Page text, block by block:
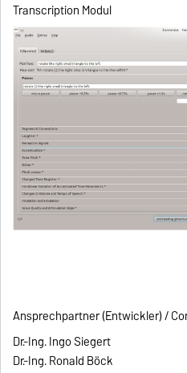
Transcription Modul
Ansprechpartner (Entwickler) /
Dr.-Ing. Ingo Siegert
Dr.-Ing. Ronald Böck